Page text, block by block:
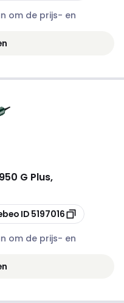
om de prijs- en
G Plus,
ID 5197016
om de prijs- en